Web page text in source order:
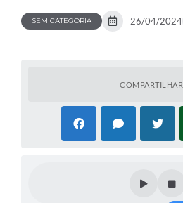
SEM CATEGORIA 26/04/2024
COMPARTILHAR